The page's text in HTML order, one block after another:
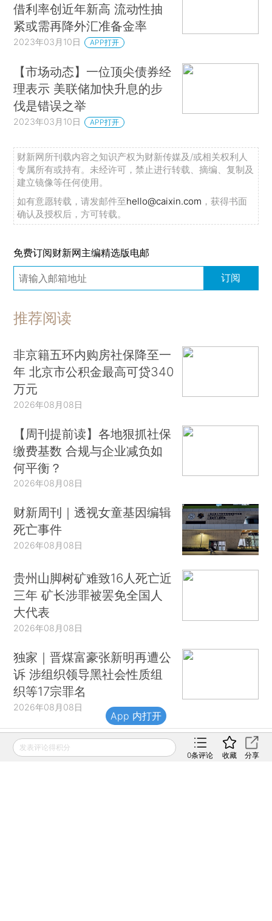
借利率创近年新高 流动性抽
紧或需再降外汇准备金率
2023年03月10日 APP打开
【市场动态】一位顶尖债券经
理表示 美联储加快升息的步
伐是错误之举
2023年03月10日 APP打开
财新网所刊载内容之知识产权为财新传媒及/或相关权利人
专属所有或持有。未经许可，禁止进行转载、摘编、复制及
建立镜像等任何使用。
如有意愿转载，请发邮件至hello@caixin.com ，获得书面
确认及授权后，方可转载。
免费订阅财新网主编精选版电邮
订阅
推荐阅读
非京籍五环内购房社保降至一
年 北京市公积金最高可贷340
万元
2026年08月08日
【周刊提前读】各地狠抓社保
缴费基数 合规与企业减负如
何平衡？
2026年08月08日
财新周刊｜透视女童基因编辑
死亡事件
2026年08月08日
贵州山脚树矿难致16人死亡近
三年 矿长涉罪被罢免全国人
大代表
2026年08月08日
独家｜晋煤富豪张新明再遭公
诉 涉组织领导黑社会性质组
织等17宗罪名
2026年08月08日
财新移动
发表评论得积分
0条评论 收藏 分享
App 内打开